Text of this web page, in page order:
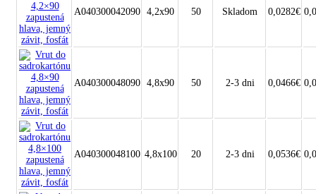
A040300042090 4,2x90 50 Skladom 0,0282€
A040300048090 4,8x90 50 2-3 dni 0,0466€
A040300048100 4,8x100 20 2-3 dni 0,0536€